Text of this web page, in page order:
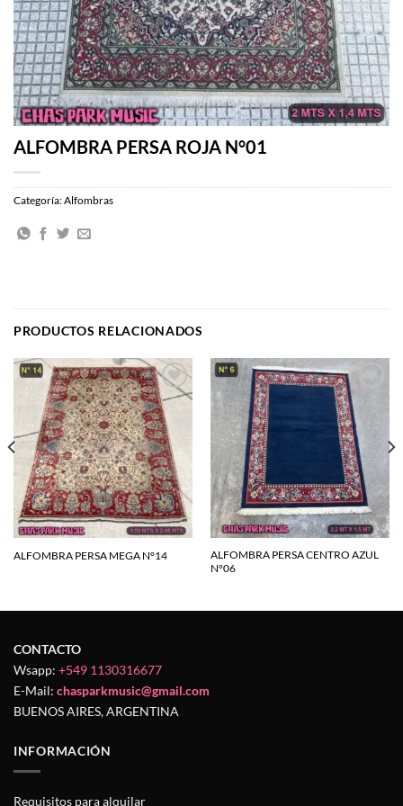
ALFOMBRA PERSA ROJA N°01
Categoría:Alfombras
PRODUCTOS RELACIONADOS
Agregar
a la
lista de
deseos
ALFOMBRA PERSA MEGA N°14
Agregar
lista de
deseos
ALFOMBRA PERSA CENTRO AZUL
N°06
CONTACTO
Wsapp: +549 1130316677
E-Mail: chasparkmusic@gmail.com
BUENOS AIRES, ARGENTINA
INFORMACIÓN
Requisitos para alquilar